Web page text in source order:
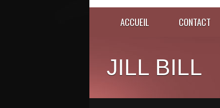
ACCUEIL CONTACT
JILL BILL